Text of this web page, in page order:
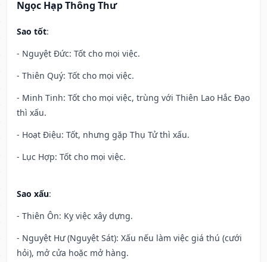
Ngọc Hạp Thông Thư
Sao tốt:
- Nguyệt Đức: Tốt cho mọi việc.
- Thiên Quý: Tốt cho mọi việc.
- Minh Tinh: Tốt cho mọi việc, trùng với Thiên Lao Hắc Đạo
thì xấu.
- Hoạt Điệu: Tốt, nhưng gặp Thụ Tử thì xấu.
- Lục Hợp: Tốt cho mọi việc.
Sao xấu:
- Thiên Ôn: Kỵ việc xây dựng.
- Nguyệt Hư (Nguyệt Sát): Xấu nếu làm việc giá thú (cưới
hỏi), mở cửa hoặc mở hàng.